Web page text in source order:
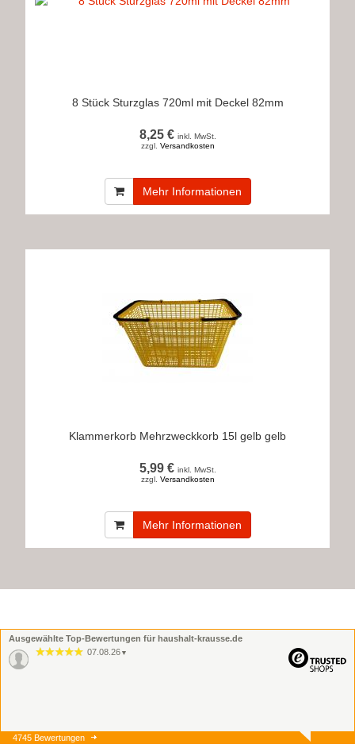
8 Stück Sturzglas 720ml mit Deckel 82mm
8,25 € inkl. MwSt.
zzgl. Versandkosten
Mehr Informationen
Klammerkorb Mehrzweckkorb 15l gelb gelb
5,99 € inkl. MwSt.
zzgl. Versandkosten
Mehr Informationen
Ausgewählte Top-Bewertungen für haushalt-krausse.de
07.08.26 ▼
07.08.26 ▼
4745 Bewertungen